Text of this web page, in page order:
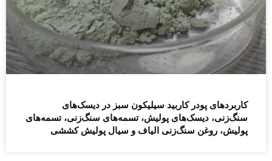
کاربردهای پودر کاربید سیلیکون سبز در دیسک‌های
سنگ‌زنی، دیسک‌های پولیش، تسمه‌های سنگ‌زنی، تسمه‌های
پولیش، روغن سنگ‌زنی الیاف و سیال پولیش کششی